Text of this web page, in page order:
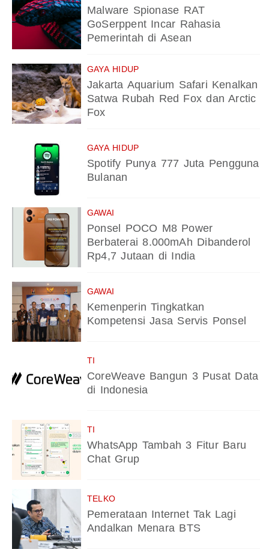
Malware Spionase RAT
GoSerppent Incar Rahasia
Pemerintah di Asean
GAYA HIDUP
Jakarta Aquarium Safari Kenalkan
Satwa Rubah Red Fox dan Arctic
Fox
GAYA HIDUP
Spotify Punya 777 Juta Pengguna
Bulanan
GAWAI
Ponsel POCO M8 Power
Berbaterai 8.000mAh Dibanderol
Rp4,7 Jutaan di India
GAWAI
Kemenperin Tingkatkan
Kompetensi Jasa Servis Ponsel
TI
CoreWeave Bangun 3 Pusat Data
di Indonesia
TI
WhatsApp Tambah 3 Fitur Baru
Chat Grup
TELKO
Pemerataan Internet Tak Lagi
Andalkan Menara BTS